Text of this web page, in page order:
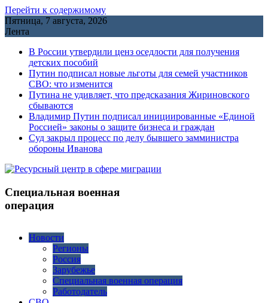
Перейти к содержимому
Пятница, 7 августа, 2026
Лента
В России утвердили ценз оседлости для получения
детских пособий
Путин подписал новые льготы для семей участников
СВО: что изменится
Путина не удивляет, что предсказания Жириновского
сбываются
Владимир Путин подписал инициированные «Единой
Россией» законы о защите бизнеса и граждан
Cуд закрыл процесс по делу бывшего замминистра
обороны Иванова
Специальная военная
операция
Новости
Регионы
Россия
Зарубежье
Специальная военная операция
Работодатель